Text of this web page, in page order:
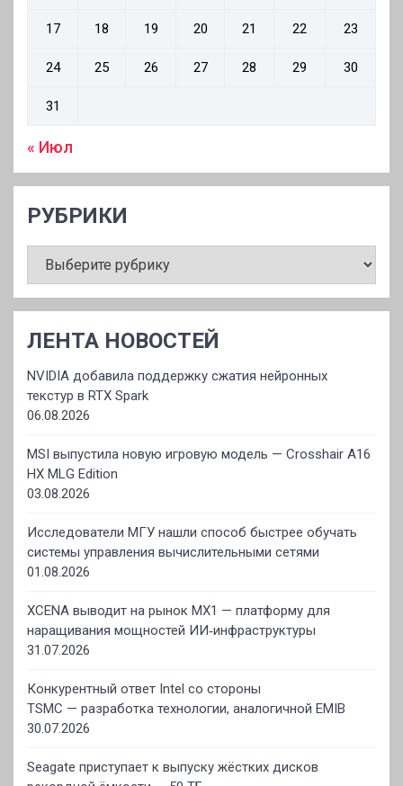
17 18 19 20 21 22 23
24 25 26 27 28 29 30
31
« Июл
РУБРИКИ
ЛЕНТА НОВОСТЕЙ
NVIDIA добавила поддержку сжатия нейронных
текстур в RTX Spark
06.08.2026
MSI выпустила новую игровую модель — Crosshair A16
HX MLG Edition
03.08.2026
Исследователи МГУ нашли способ быстрее обучать
системы управления вычислительными сетями
01.08.2026
XCENA выводит на рынок MX1 — платформу для
наращивания мощностей ИИ‑инфраструктуры
31.07.2026
Конкурентный ответ Intel со стороны
TSMC — разработка технологии, аналогичной EMIB
30.07.2026
Seagate приступает к выпуску жёстких дисков